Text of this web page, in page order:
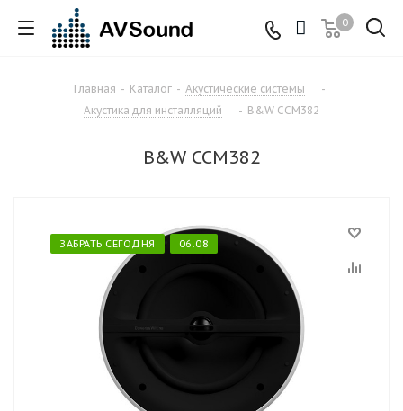
0
Главная - Каталог - Акустические системы
-
Акустика для инсталляций
- B&W CCM382
B&W CCM382
ЗАБРАТЬ СЕГОДНЯ 06.08